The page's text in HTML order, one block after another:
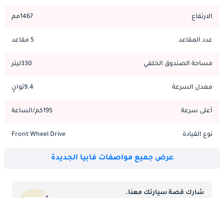
الارتفاع 1467مم
عدد المقاعد 5 مقاعد
مساحة الصندوق الخلفي 330ليتر
معدل السرعة 9.4ثوانٍ
أعلى سرعة 195كم/الساعة
نوع القيادة Front Wheel Drive
عرض جميع مواصفات فابيا الجديدة
شارك قصة سيارتك معنا.